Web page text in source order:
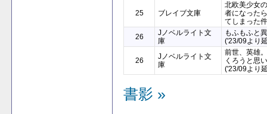
25 ブレイブ文庫
北欧美少女
者になった
てしまった
26
Jノベルライト文
庫
もふもふと
('23/09より
26
Jノベルライト文
庫
前世、英雄
くろうと思
('23/09より
書影 »